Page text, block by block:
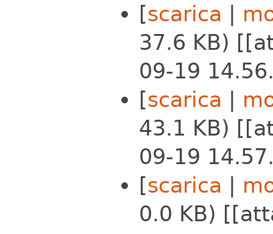
[scarica |
37.6 KB)
09-19
[scarica |
43.1 KB)
09-19
[scarica |
0.0 KB)